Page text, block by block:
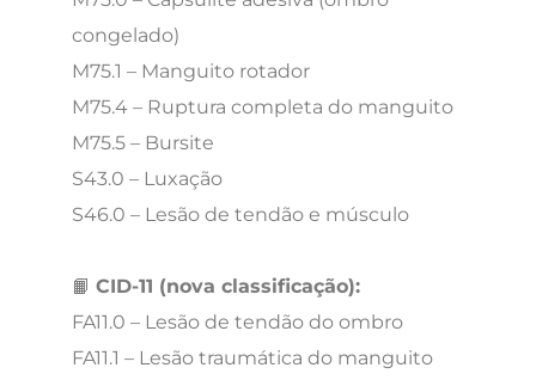
congelado)
M75.1 – Manguito rotador
M75.4 – Ruptura completa do manguito
M75.5 – Bursite
S43.0 – Luxação
S46.0 – Lesão de tendão e músculo
📙 CID-11 (nova classificação):
FA11.0 – Lesão de tendão do ombro
FA11.1 – Lesão traumática do manguito